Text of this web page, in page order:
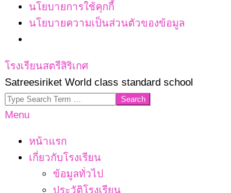
นโยบายการใช้คุกกี้
นโยบายความเป็นส่วนตัวของข้อมูล
Skip
to
content
โรงเรียนสตรีสิริเกศ
Satreesiriket World class standard school
Search
Primary
Menu
Menu
หน้าแรก
เกี่ยวกับโรงเรียน
ข้อมูลทั่วไป
ประวัติโรงเรียน